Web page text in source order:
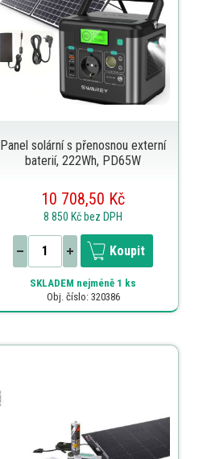
Panel solární s přenosnou externí
baterií, 222Wh, PD65W
10 708,50 Kč
8 850 Kč bez DPH
Koupit
SKLADEM nejméně 1 ks
Obj. číslo: 320386